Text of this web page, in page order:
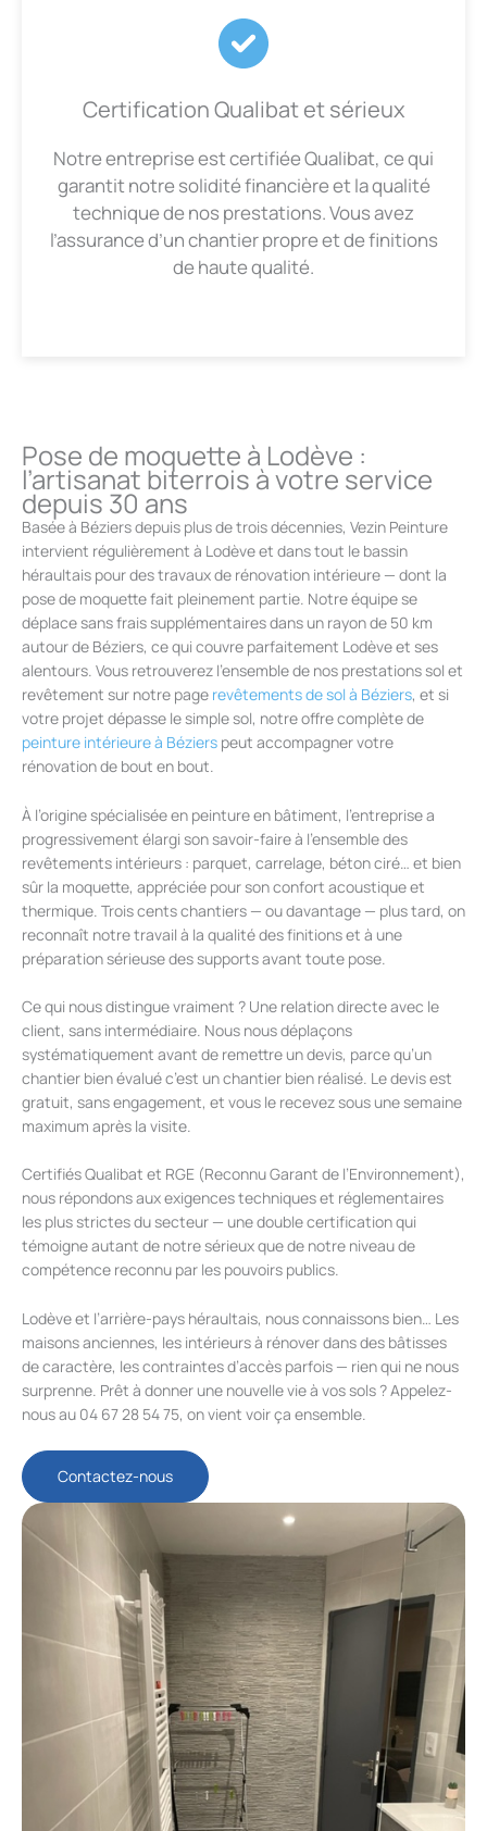
Certification Qualibat et sérieux
Notre entreprise est certifiée Qualibat, ce qui
garantit notre solidité financière et la qualité
technique de nos prestations. Vous avez
l’assurance d’un chantier propre et de finitions
de haute qualité.
Pose de moquette à Lodève :
l’artisanat biterrois à votre service
depuis 30 ans
Basée à Béziers depuis plus de trois décennies, Vezin Peinture
intervient régulièrement à Lodève et dans tout le bassin
héraultais pour des travaux de rénovation intérieure — dont la
pose de moquette fait pleinement partie. Notre équipe se
déplace sans frais supplémentaires dans un rayon de 50 km
autour de Béziers, ce qui couvre parfaitement Lodève et ses
alentours. Vous retrouverez l’ensemble de nos prestations sol et
revêtement sur notre page revêtements de sol à Béziers, et si
votre projet dépasse le simple sol, notre offre complète de
peinture intérieure à Béziers peut accompagner votre
rénovation de bout en bout.
À l’origine spécialisée en peinture en bâtiment, l’entreprise a
progressivement élargi son savoir-faire à l’ensemble des
revêtements intérieurs : parquet, carrelage, béton ciré… et bien
sûr la moquette, appréciée pour son confort acoustique et
thermique. Trois cents chantiers — ou davantage — plus tard, on
reconnaît notre travail à la qualité des finitions et à une
préparation sérieuse des supports avant toute pose.
Ce qui nous distingue vraiment ? Une relation directe avec le
client, sans intermédiaire. Nous nous déplaçons
systématiquement avant de remettre un devis, parce qu’un
chantier bien évalué c’est un chantier bien réalisé. Le devis est
gratuit, sans engagement, et vous le recevez sous une semaine
maximum après la visite.
Certifiés Qualibat et RGE (Reconnu Garant de l’Environnement),
nous répondons aux exigences techniques et réglementaires
les plus strictes du secteur — une double certification qui
témoigne autant de notre sérieux que de notre niveau de
compétence reconnu par les pouvoirs publics.
Lodève et l’arrière-pays héraultais, nous connaissons bien… Les
maisons anciennes, les intérieurs à rénover dans des bâtisses
de caractère, les contraintes d’accès parfois — rien qui ne nous
surprenne. Prêt à donner une nouvelle vie à vos sols ? Appelez-
nous au 04 67 28 54 75, on vient voir ça ensemble.
Contactez-nous